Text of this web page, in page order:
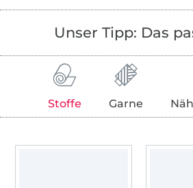
Zudem werden alle Dateien
Probeelfen fleißig getestet,
Shop einziehen.
Unser Tipp: Das
Stoffe Garne